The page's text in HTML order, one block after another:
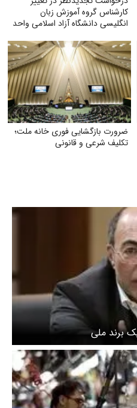
کارشناس گروه آموزش زبان
انگلیسی دانشگاه آزاد اسلامی واحد
ضرورت بازگشایی فوری خانه ملت؛
تکلیف شرعی و قانونی
یک برند ملی